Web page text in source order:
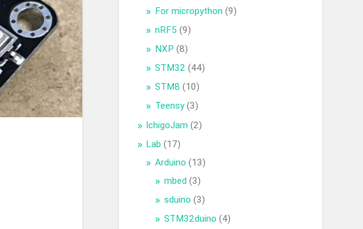
For micropython (9)
nRF5 (9)
NXP (8)
STM32 (44)
STM8 (10)
Teensy(3)
IchigoJam (2)
Lab (17)
Arduino (13)
mbed (3)
sduino (3)
STM32duino (4)